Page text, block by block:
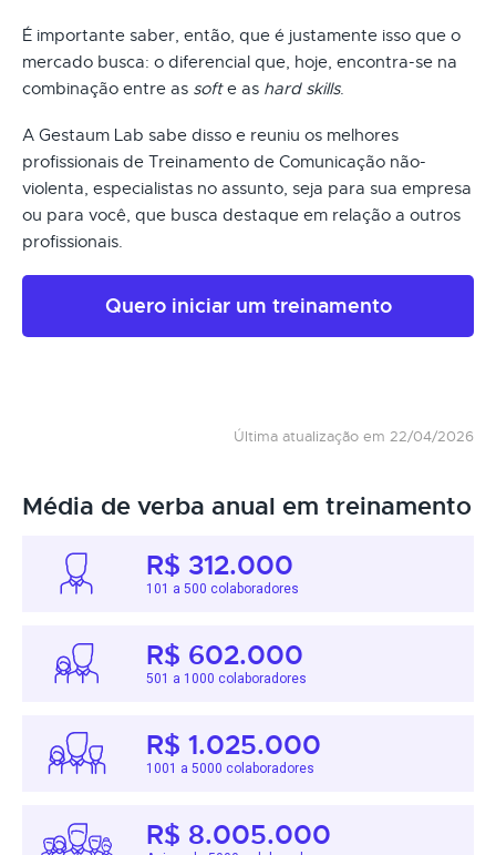
É importante saber, então, que é justamente isso que o
mercado busca: o diferencial que, hoje, encontra-se na
combinação entre as softe as hard skills.
A Gestaum Lab sabe disso e reuniu os melhores
profissionais de Treinamento de Comunicação não-
violenta, especialistas no assunto, seja para sua empresa
ou para você, que busca destaque em relação a outros
profissionais.
Quero iniciar um treinamento
Última atualização em 22/04/2026
Média de verba anual em treinamento
R$ 312.000
101 a 500 colaboradores
R$ 602.000
501 a 1000 colaboradores
R$ 1.025.000
1001 a 5000 colaboradores
R$ 8.005.000